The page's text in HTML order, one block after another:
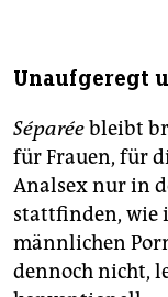
Unaufgeregt
Séparéebleibt
für Frauen, für
Analsex nur in
stattfinden, wie
männlichen
dennoch nicht,